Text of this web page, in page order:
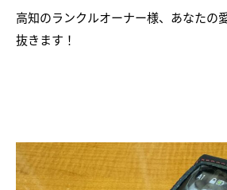
高知のランクルオーナー様、あなたの
抜きます！